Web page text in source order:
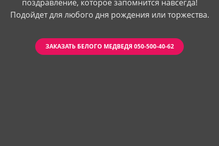
поздравление, которое запомнится навсегда!
Подойдет для любого дня рождения или торжества.
ЗАКАЗАТЬ БЕЛОГО МЕДВЕДЯ 050-500-40-62